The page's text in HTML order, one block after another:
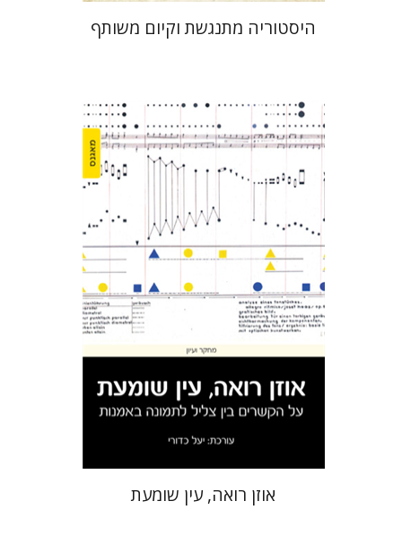
היסטוריה מתנגשת וקיום משותף
הנחת אתר ספר מודפס
$35
$32
אוזן רואה, עין שומעת